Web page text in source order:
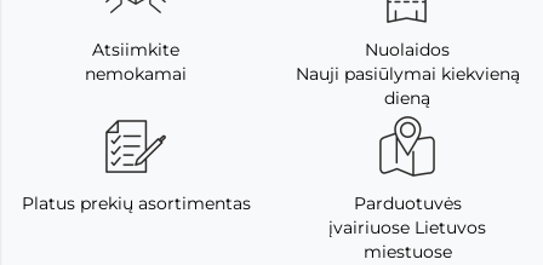
Atsiimkite
nemokamai
Nuolaidos
Nauji pasiūlymai kiekvieną
dieną
Platus prekių asortimentas
Parduotuvės
įvairiuose Lietuvos
miestuose